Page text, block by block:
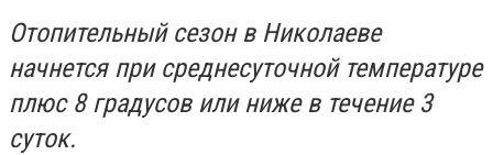
Отопительный сезон в Николаеве
начнется при среднесуточной температуре
плюс 8 градусов или ниже в течение 3
суток.